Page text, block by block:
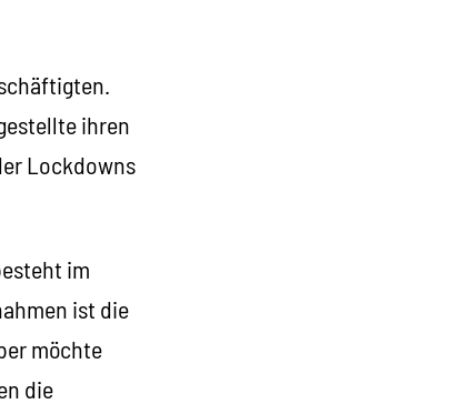
ihren
Lockdowns
im
ist die
möchte
die